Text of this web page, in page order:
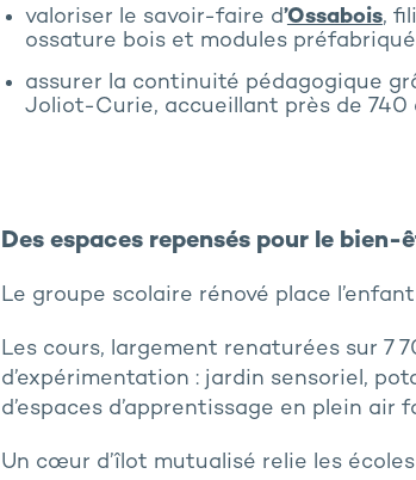
valoriser le savoir-faire d’Ossabois,
ossature bois et modules
assurer la continuité pédagogique
Joliot-Curie, accueillant près de 740
Des espaces repensés pour le bien-
Le groupe scolaire rénové place
Les cours, largement renaturées sur 7
d’expérimentation : jardin sensoriel,
d’espaces d’apprentissage en plein
Un cœur d’îlot mutualisé relie les